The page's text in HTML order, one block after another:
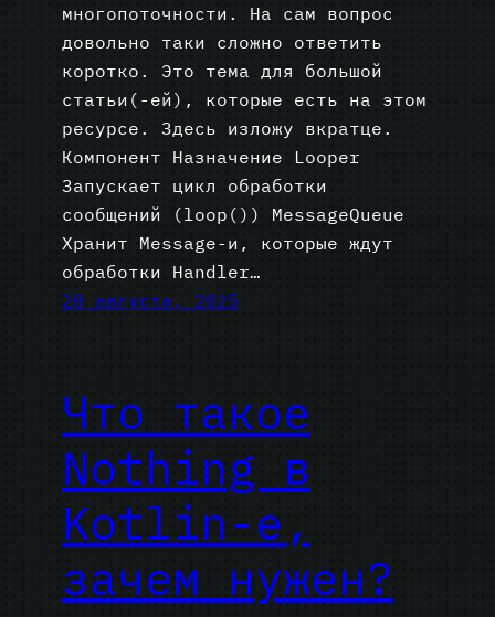
многопоточности. На сам вопрос
довольно таки сложно ответить
коротко. Это тема для большой
статьи(-ей), которые есть на этом
ресурсе. Здесь изложу вкратце.
Компонент Назначение Looper
Запускает цикл обработки
сообщений (loop()) MessageQueue
Хранит Message-и, которые ждут
обработки Handler…
28 августа, 2025
Что такое
Nothing в
Kotlin-е,
зачем нужен?